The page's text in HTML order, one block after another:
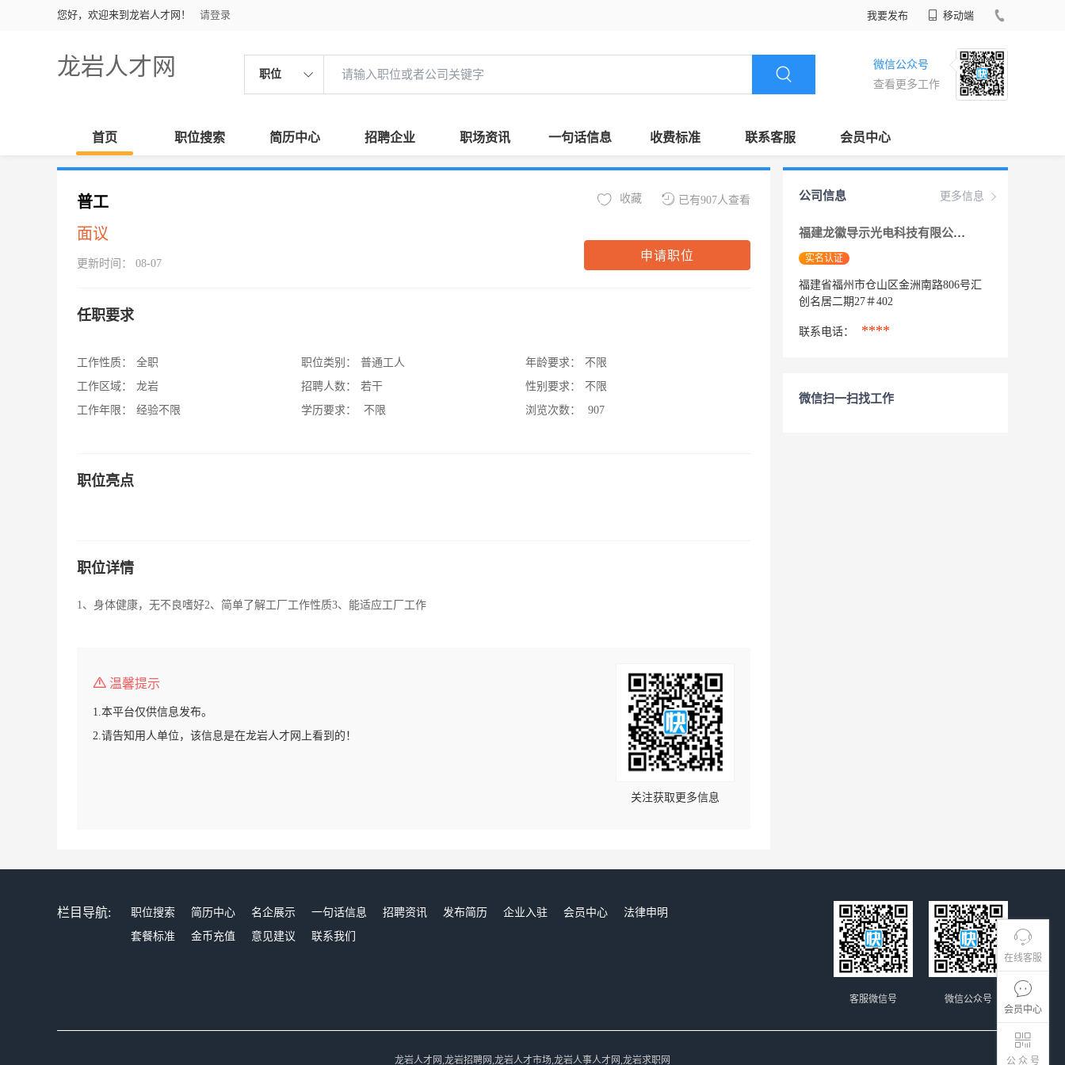
您好，欢迎来到龙岩人才网！ 请登录 我要发布 移动端
龙岩人才网 职位
微信公众号
查看更多工作
首页 职位搜索 简历中心 招聘企业 职场资讯 一句话信息 收费标准 联系客服 会员中心
在线客服
会员中心
公 众 号
普工
面议
更新时间： 08-07
已有907人查看
收藏
申请职位
任职要求
工作性质：
全职
工作区域：
龙岩
工作年限：
经验不限
职位类别：
普通工人
招聘人数：
若干
学历要求：
不限
年龄要求：
不限
性别要求：
不限
浏览次数：
907
职位亮点
职位详情
1、身体健康，无不良嗜好2、简单了解工厂工作性质3、能适应工厂工作
温馨提示
1.本平台仅供信息发布。
2.请告知用人单位，该信息是在龙岩人才网上看到的！
关注获取更多信息
更多信息
公司信息
福建龙徽导示光电科技有限公司
实名认证
福建省福州市仓山区金洲南路806号汇
创名居二期27＃402
联系电话： ****
微信扫一扫找工作
栏目导航: 职位搜索 简历中心 名企展示 一句话信息 招聘资讯 发布简历 企业入驻 会员中心
法律申明
套餐标准
金币充值 意见建议 联系我们
微信公众号
客服微信号
龙岩人才网,龙岩招聘网,龙岩人才市场,龙岩人事人才网,龙岩求职网